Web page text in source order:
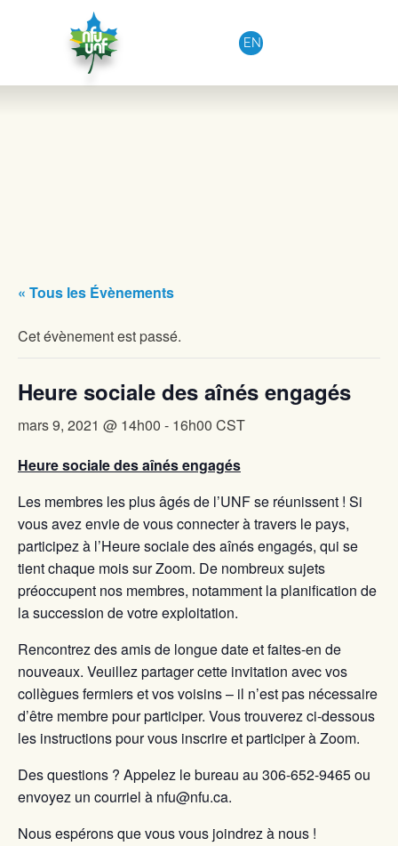
Aller au contenu
EN
« Tous les Évènements
Cet évènement est passé.
Heure sociale des aînés engagés
mars 9, 2021 @ 14h00 - 16h00 CST
Heure sociale des aînés engagés
Les membres les plus âgés de l’UNF se réunissent ! Si
vous avez envie de vous connecter à travers le pays,
participez à l’Heure sociale des aînés engagés, qui se
tient chaque mois sur Zoom. De nombreux sujets
préoccupent nos membres, notamment la planification de
la succession de votre exploitation.
Rencontrez des amis de longue date et faites-en de
nouveaux. Veuillez partager cette invitation avec vos
collègues fermiers et vos voisins – il n’est pas nécessaire
d’être membre pour participer. Vous trouverez ci-dessous
les instructions pour vous inscrire et participer à Zoom.
Des questions ? Appelez le bureau au 306-652-9465 ou
envoyez un courriel à nfu@nfu.ca.
Nous espérons que vous vous joindrez à nous !